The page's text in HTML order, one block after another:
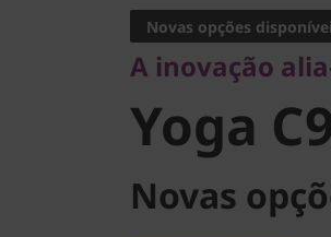
Yoga
Novas opções
A inovação
Yoga
Novas